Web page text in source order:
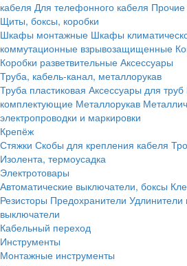
кабеля Для телефонного кабеля Прочие
Щиты, боксы, коробки
Шкафы монтажные Шкафы
коммутационные взрывозащищенные
Коробки разветвительные Аксессуары
Труба, кабель-канал, металлорукав
Труба пластиковая Аксессуары для труб
комплектующие Металлорукав
электропроводки и маркировки
Крепёж
Стяжки Скобы для крепления кабеля
Изолента, термоусадка
Электротовары
Автоматические выключатели, боксы
Резисторы Предохранители Удлинители
выключатели
Кабельный переход
Инструменты
Монтажные инструменты